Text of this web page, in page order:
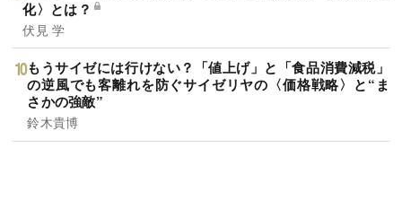
化〉とは？
伏見 学
もうサイゼには行けない？「値上げ」と「食品消費減税」
の逆風でも客離れを防ぐサイゼリヤの〈価格戦略〉と“ま
さかの強敵”
鈴木貴博